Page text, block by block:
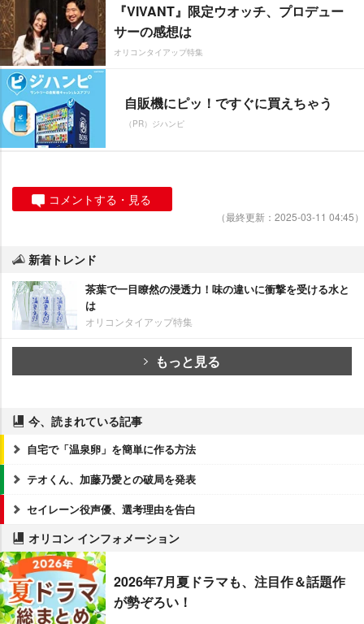
『VIVANT』限定ウオッチ、プロデュー
サーの感想は
オリコンタイアップ特集
自販機にピッ！ですぐに買えちゃう
（PR）ジハンピ
コメントする・見る
（最終更新：2025-03-11 04:45）
新着トレンド
茶葉で一目瞭然の浸透力！味の違いに衝撃を受ける水と
は
オリコンタイアップ特集
もっと見る
今、読まれている記事
自宅で「温泉卵」を簡単に作る方法
テオくん、加藤乃愛との破局を発表
セイレーン役声優、選考理由を告白
オリコン インフォメーション
2026年7月夏ドラマも、注目作＆話題作
が勢ぞろい！